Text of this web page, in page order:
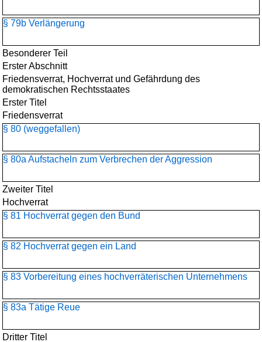
§ 79b Verlängerung
Besonderer Teil
Erster Abschnitt
Friedensverrat, Hochverrat und Gefährdung des
demokratischen Rechtsstaates
Erster Titel
Friedensverrat
§ 80 (weggefallen)
§ 80a Aufstacheln zum Verbrechen der Aggression
Zweiter Titel
Hochverrat
§ 81 Hochverrat gegen den Bund
§ 82 Hochverrat gegen ein Land
§ 83 Vorbereitung eines hochverräterischen Unternehmens
§ 83a Tätige Reue
Dritter Titel